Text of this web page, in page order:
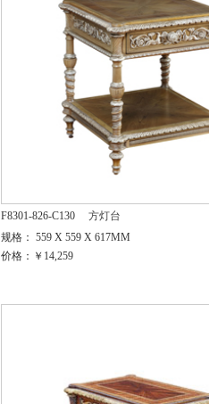
F8301-826-C130
方灯台
规格： 559 X 559 X 617MM
价格：￥14,259